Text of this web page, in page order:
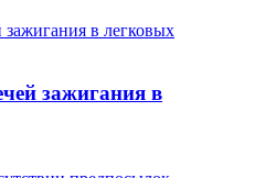
зажигания в